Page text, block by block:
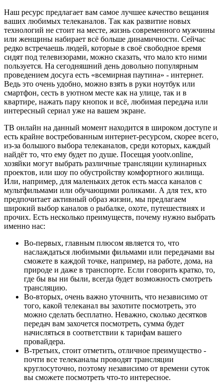
Наш ресурс предлагает вам самое лучшее качество вещания
ваших любимых телеканалов. Так как развитие новых
технологий не стоит на месте, жизнь современного мужчины
или женщины набирает всё больше динамичности. Сейчас
редко встречаешь людей, которые в своё свободное время
сидят под телевизорами, можно сказать, что мало кто ними
пользуется. На сегодняшний день довольно популярным
проведением досуга есть «всемирная паутина» - интернет.
Ведь это очень удобно, можно взять в руки ноутбук или
смартфон, сесть в уютном месте как на улице, так и в
квартире, нажать пару кнопок и всё, любимая передача или
интересный сериал уже на вашем экране.
ТВ онлайн на данный момент находится в широком доступе и
есть крайне востребованным интернет-ресурсом, скорее всего,
из-за большого выбора телеканалов, среди которых, каждый
найдёт то, что ему будет по душе. Посещая yootv.online,
хозяйки могут выбрать различные трансляции кулинарных
проектов, или шоу по обустройству комфортного жилища.
Или, например, для маленьких деток есть масса каналов с
мультфильмами или обучающими роликами. А для тех, кто
предпочитает активный образ жизни, мы предлагаем
широкий выбор каналов о рыбалке, охоте, путешествиях и
прочих. Есть несколько преимуществ, почему нужно выбрать
именно нас:
Во-первых, главным плюсом является то, что
наслаждаться любимыми фильмами или передачами вы
сможете в каждой точке, например, на работе, дома, на
природе и даже в транспорте. Если говорить кратко, то,
где бы вы ни были, всегда будет возможность смотреть
трансляцию.
Во-вторых, очень важно уточнить, что независимо от
того, какой телеканал вы захотите посмотреть, это
можно сделать бесплатно. Неважно, сколько десятков
передач вам захочется посмотреть, сумма будет
начисляться в соответствии к тарифам вашего
провайдера.
В-третьих, стоит отметить, отличное преимущество -
почти все телеканалы проводят трансляции
круглосуточно, поэтому независимо от времени суток
вы сможете посмотреть что-то интересное.